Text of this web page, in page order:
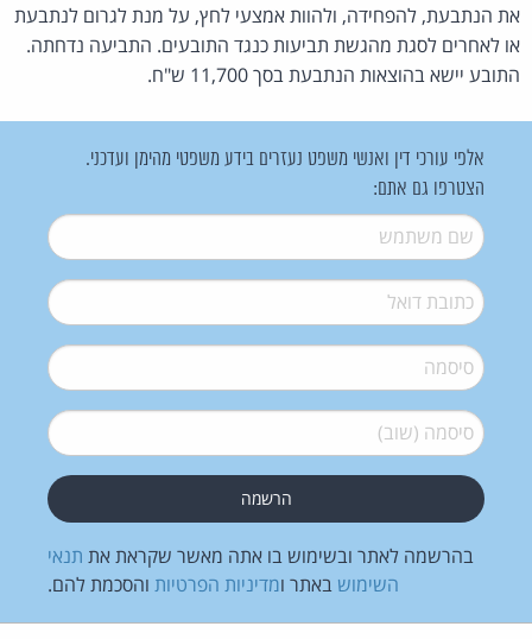
את הנתבעת, להפחידה, ולהוות אמצעי לחץ, על מנת לגרום לנתבעת
או לאחרים לסגת מהגשת תביעות כנגד התובעים. התביעה נדחתה.
התובע יישא בהוצאות הנתבעת בסך 11,700 ש"ח.
אלפי עורכי דין ואנשי משפט נעזרים בידע משפטי מהימן ועדכני.
הצטרפו גם אתם:
שם משתמש*
דואל*
סיסמה*
סיסמה (שוב)*
בהרשמה לאתר ובשימוש בו אתה מאשר שקראת את תנאי
השימוש באתר ומדיניות הפרטיות והסכמת להם.